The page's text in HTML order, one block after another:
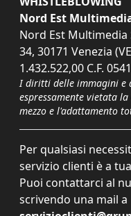
Nord Est
Nord Est Multimedia
34, 30171 Venezia
1.432.522,00 C.F.
I diritti delle immagini e
espressamente vietata
mezzo e l'adattamento
Per qualsiasi
servizio clienti è a
Puoi contattarci al
scrivendo una mail a